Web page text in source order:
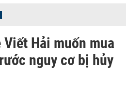
Hải muốn mua
nguy cơ bị hủy